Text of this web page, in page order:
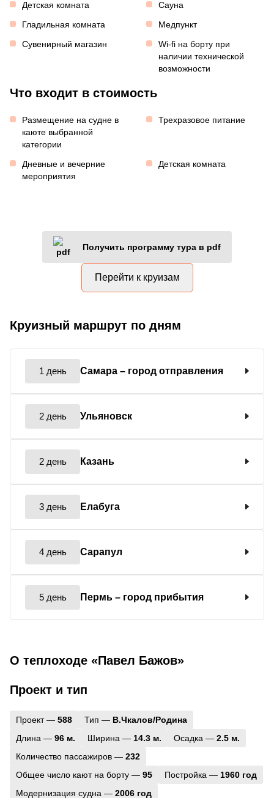
Детская комната
Сауна
Гладильная комната
Медпункт
Сувенирный магазин
Wi-fi на борту при
наличии технической
возможности
Что входит в стоимость
Размещение на судне в
каюте выбранной
категории
Трехразовое питание
Дневные и вечерние
мероприятия
Детская комната
Получить программу тура в pdf
Перейти к круизам
Круизный маршрут по дням
1 день Самара – город отправления
2 день Ульяновск
2 день Казань
3 день Елабуга
4 день Сарапул
5 день Пермь – город прибытия
О теплоходе «Павел Бажов»
Проект и тип
Проект — 588 Тип — В.Чкалов/Родина
Длина — 96 м. Ширина — 14.3 м. Осадка — 2.5 м.
Количество пассажиров — 232
Общее число кают на борту — 95 Постройка — 1960 год
Модернизация судна — 2006 год